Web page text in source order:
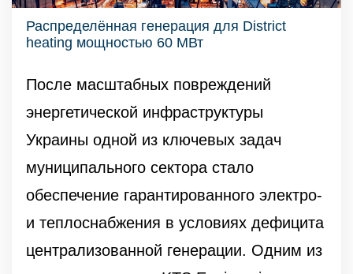
Распределённая генерация для District
heating мощностью 60 МВт
После масштабных повреждений
энергетической инфраструктуры
Украины одной из ключевых задач
муниципального сектора стало
обеспечение гарантированного электро-
и теплоснабжения в условиях дефицита
централизованной генерации. Одним из